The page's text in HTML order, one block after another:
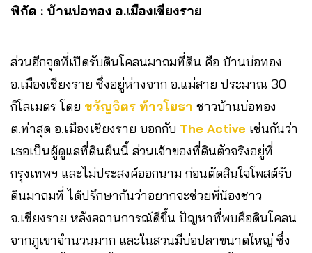
พิกัด : บ้านบ่อทอง อ.เมืองเชียงราย
ส่วนอีกจุดที่เปิดรับดินโคลนมาถมที่ดิน คือ บ้านบ่อทอง
อ.เมืองเชียงราย ซึ่งอยู่ห่างจาก อ.แม่สาย ประมาณ 30
กิโลเมตร โดย ขวัญจิตร ท้าวโยธา ชาวบ้านบ่อทอง
ต.ท่าสุด อ.เมืองเชียงราย บอกกับ The Active เช่นกันว่า
เธอเป็นผู้ดูแลที่ดินผืนนี้ ส่วนเจ้าของที่ดินตัวจริงอยู่ที่
กรุงเทพฯ และไม่ประสงค์ออกนาม ก่อนตัดสินใจโพสต์รับ
ดินมาถมที่ ได้ปรึกษากันว่าอยากจะช่วยพี่น้องชาว
จ.เชียงราย หลังสถานการณ์ดีขึ้น ปัญหาที่พบคือดินโคลน
จากภูเขาจำนวนมาก และในสวนมีบ่อปลาขนาดใหญ่ ซึ่ง